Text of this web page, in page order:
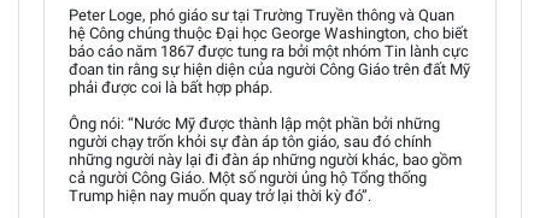
Peter Loge, phó giáo sư tại Trường Truyền thông và Quan
hệ Công chúng thuộc Đại học George Washington, cho biết
báo cáo năm 1867 được tung ra bởi một nhóm Tin lành cực
đoan tin rằng sự hiện diện của người Công Giáo trên đất Mỹ
phải được coi là bất hợp pháp.
Ông nói: “Nước Mỹ được thành lập một phần bởi những
người chạy trốn khỏi sự đàn áp tôn giáo, sau đó chính
những người này lại đi đàn áp những người khác, bao gồm
cả người Công Giáo. Một số người ủng hộ Tổng thống
Trump hiện nay muốn quay trở lại thời kỳ đó”.